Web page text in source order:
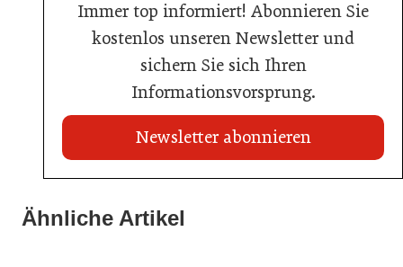
Immer top informiert! Abonnieren Sie
kostenlos unseren Newsletter und
sichern Sie sich Ihren
Informationsvorsprung.
Newsletter abonnieren
Ähnliche Artikel
Land Steiermark startet Qualitätsoffensive für die